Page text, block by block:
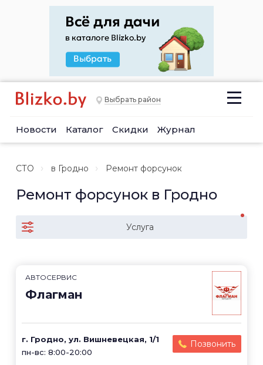
Выбрать район
Новости Каталог Скидки Журнал
СТО в Гродно Ремонт форсунок
Ремонт форсунок в Гродно
Услуга
АВТОСЕРВИС
Флагман
г. Гродно, ул. Вишневецкая, 1/1
пн-вс: 8:00-20:00
Позвонить